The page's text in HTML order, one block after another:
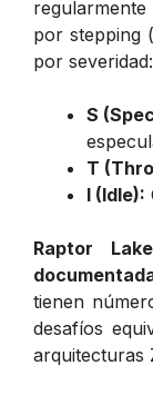
por stepping
por severidad:
S
T
I (Idle):
Raptor Lake
tienen
desafíos
arquitecturas